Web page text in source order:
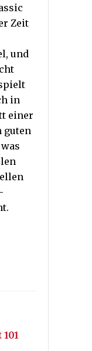
Zeit
und
in
einer
guten